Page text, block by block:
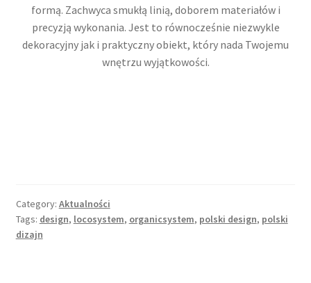
formą. Zachwyca smukłą linią, doborem materiałów i
precyzją wykonania. Jest to równocześnie niezwykle
dekoracyjny jak i praktyczny obiekt, który nada Twojemu
wnętrzu wyjątkowości.
Category: Aktualności
Tags: design, locosystem, organicsystem, polski design, polski
dizajn